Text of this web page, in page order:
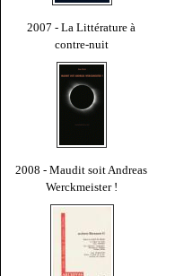
2007 - La Littérature à
contre-nuit
2008 - Maudit soit Andreas
Werckmeister !